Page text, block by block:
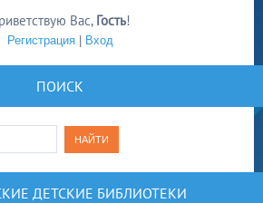
Вас, Гость!
Регистрация| Вход
ПОИСК
ДЕТСКИЕ БИБЛИОТЕКИ